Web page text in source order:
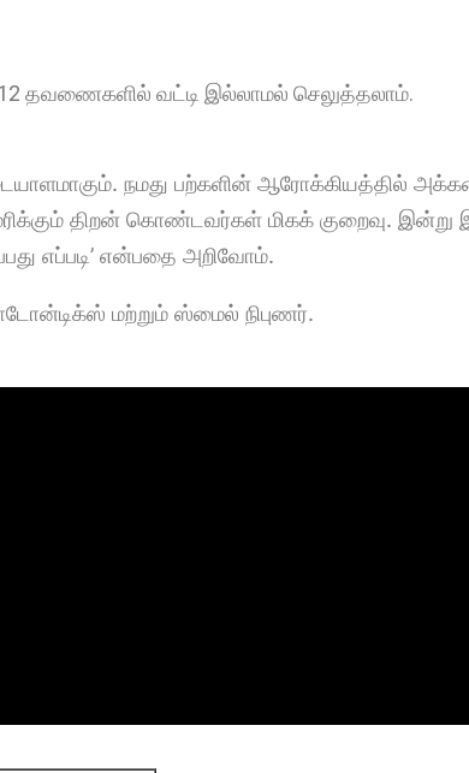
தவணைகளில் வட்டி இல்லாமல் செலுத்தலாம்.
நமது பற்களின் ஆரோக்கியத்தில்
திறன் கொண்டவர்கள் மிகக் குறைவு. இன்று
எப்படி’ என்பதை அறிவோம்.
மற்றும் ஸ்மைல் நிபுணர்.